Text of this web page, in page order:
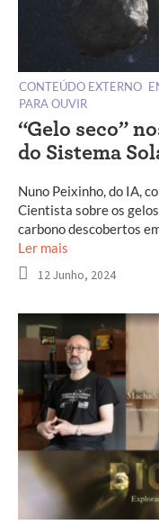
CONTEÚDO EXTERNO
PARA OUVIR
“Gelo seco”
do Sistema
Nuno Peixinho, do IA,
Cientista sobre os
carbono descobertos
Ler mais
12 Junho, 2024